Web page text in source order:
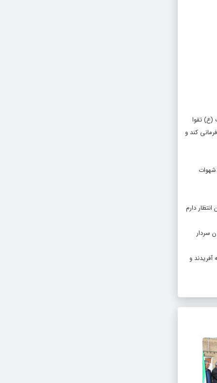
(ع) تقوا
کند و
شهوات
دارم
سردار
و